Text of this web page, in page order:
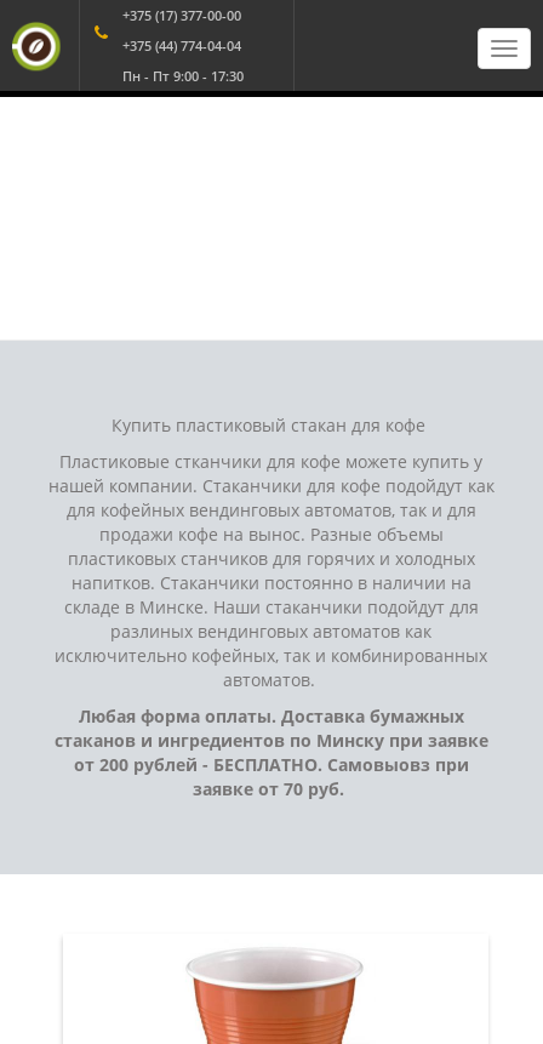
+375 (17) 377-00-00
+375 (44) 774-04-04
Пн - Пт 9:00 - 17:30
Купить пластиковый стакан для кофе
Пластиковые стканчики для кофе можете купить у
нашей компании. Стаканчики для кофе подойдут как
для кофейных вендинговых автоматов, так и для
продажи кофе на вынос. Разные объемы
пластиковых станчиков для горячих и холодных
напитков. Стаканчики постоянно в наличии на
складе в Минске. Наши стаканчики подойдут для
разлиных вендинговых автоматов как
исключительно кофейных, так и комбинированных
автоматов.
Любая форма оплаты. Доставка бумажных
стаканов и ингредиентов по Минску при заявке
от 200 рублей - БЕСПЛАТНО. Самовыовз при
заявке от 70 руб.